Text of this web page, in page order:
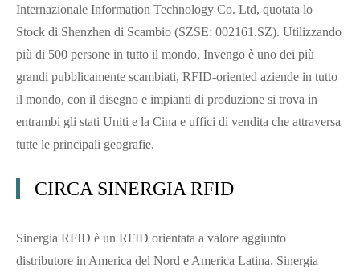
Internazionale Information Technology Co. Ltd, quotata lo
Stock di Shenzhen di Scambio (SZSE: 002161.SZ). Utilizzando
più di 500 persone in tutto il mondo, Invengo è uno dei più
grandi pubblicamente scambiati, RFID-oriented aziende in tutto
il mondo, con il disegno e impianti di produzione si trova in
entrambi gli stati Uniti e la Cina e uffici di vendita che attraversa
tutte le principali geografie.
CIRCA SINERGIA RFID
Sinergia RFID è un RFID orientata a valore aggiunto
distributore in America del Nord e America Latina. Sinergia